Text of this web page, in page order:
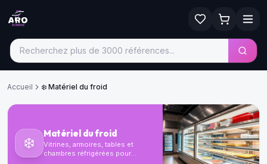
Accueil ❄️ Matériel du froid
❄️
Matériel du froid
Vitrines, armoires, tables et
chambres réfrigérées pour